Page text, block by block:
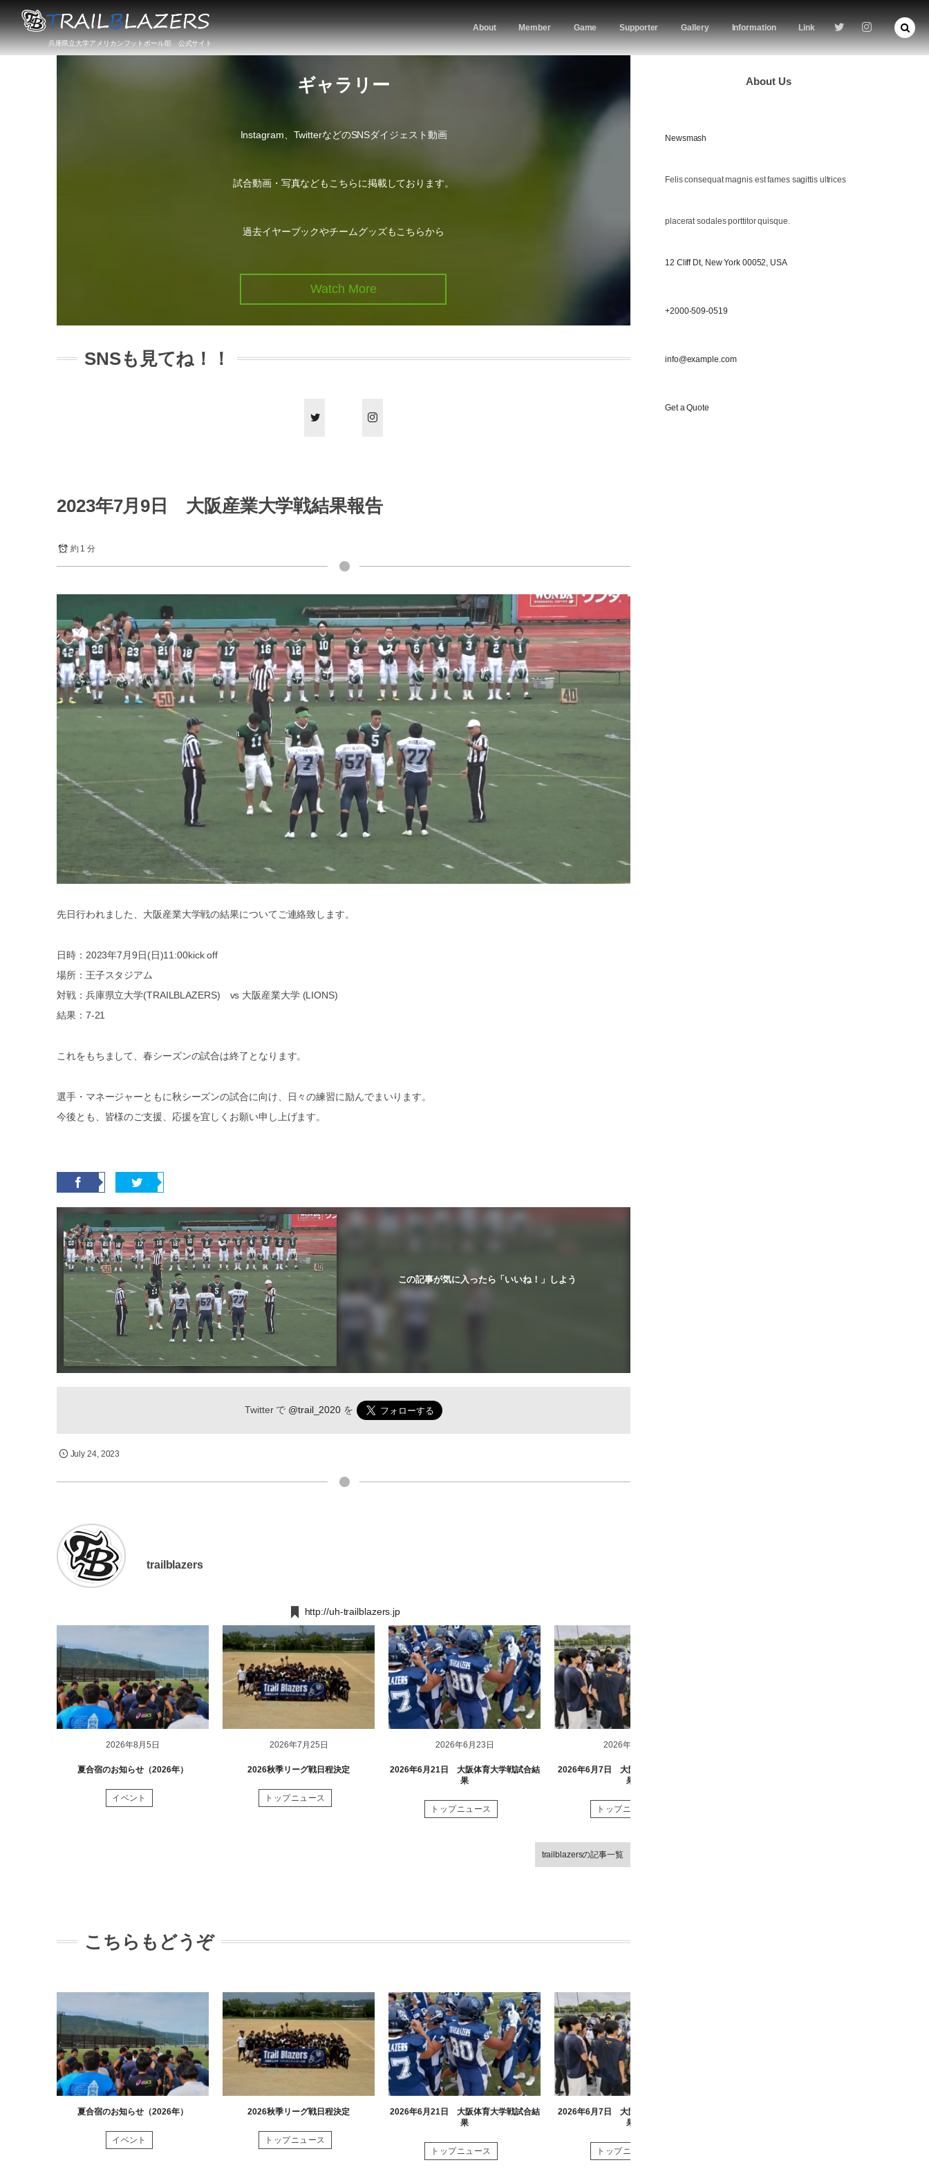
兵庫県立大学アメリカンフットボール部 公式サイト
About Member Game Supporter Gallery Information Link
ギャラリー
Instagram、TwitterなどのSNSダイジェスト動画
試合動画・写真などもこちらに掲載しております。
過去イヤーブックやチームグッズもこちらから
Watch More
SNSも見てね！！
2023年7月9日 大阪産業大学戦結果報告
約 1 分
先日行われました、大阪産業大学戦の結果についてご連絡致します。
日時：2023年7月9日(日)11:00kick off
場所：王子スタジアム
対戦：兵庫県立大学(TRAILBLAZERS) vs 大阪産業大学 (LIONS)
結果：7-21
これをもちまして、春シーズンの試合は終了となります。
選手・マネージャーともに秋シーズンの試合に向け、日々の練習に励んでまいります。
今後とも、皆様のご支援、応援を宜しくお願い申し上げます。
この記事が気に入ったら「いいね！」しよう
Twitter で @trail_2020 を
July 24, 2023
trailblazers
http://uh-trailblazers.jp
2026年8月5日
夏合宿のお知らせ（2026年）
イベント
2026年7月25日
2026秋季リーグ戦日程決定
トップニュース
2026年6月23日
2026年6月21日 大阪体育大学戦試合結
果
トップニュース
2026年6月8日
2026年6月7日 大阪公立大学戦試合結
果
トップニュース
trailblazersの記事一覧
こちらもどうぞ
夏合宿のお知らせ（2026年）
イベント
2026秋季リーグ戦日程決定
トップニュース
2026年6月21日 大阪体育大学戦試合結
果
トップニュース
2026年6月7日 大阪公立大学戦試合結
果
トップニュース
About Us
Newsmash
Felis consequat magnis est fames sagittis ultrices
placerat sodales porttitor quisque.
12 Cliff Dt, New York 00052, USA
+2000-509-0519
info@example.com
Get a Quote